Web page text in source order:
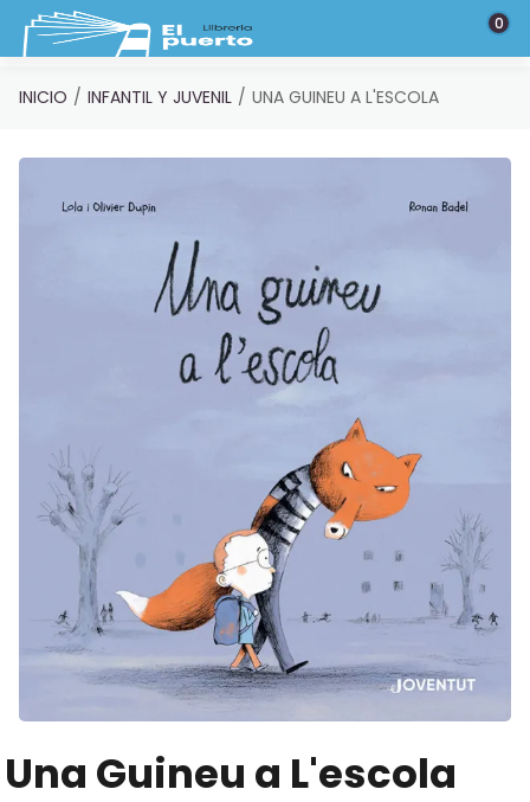
Saltar al contenido principal 0
INICIO INFANTIL Y JUVENIL UNA GUINEU A L'ESCOLA
Una Guineu a L'escola